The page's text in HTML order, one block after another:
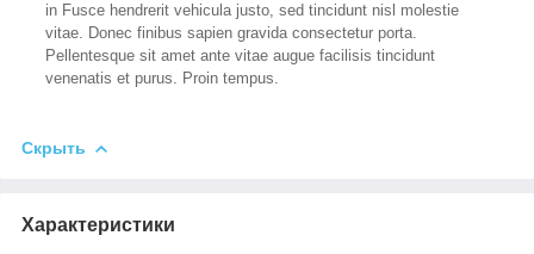
in Fusce hendrerit vehicula justo, sed tincidunt nisl molestie
vitae. Donec finibus sapien gravida consectetur porta.
Pellentesque sit amet ante vitae augue facilisis tincidunt
venenatis et purus. Proin tempus.
Скрыть
Характеристики